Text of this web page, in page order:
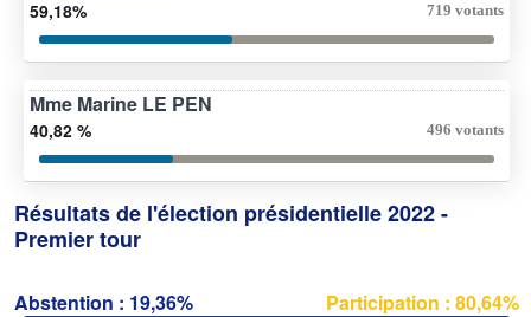
59,18% 719 votants
Mme Marine LE PEN
40,82 % 496 votants
Résultats de l'élection présidentielle 2022 -
Premier tour
Abstention : 19,36% Participation : 80,64%